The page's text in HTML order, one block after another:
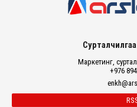
Маркетинг,
+976